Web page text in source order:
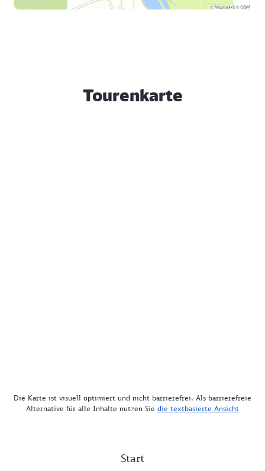
Tourenkarte
Die Karte ist visuell optimiert und nicht barrierefrei. Als barrierefreie
Alternative für alle Inhalte nutzen Sie die textbasierte Ansicht
Start